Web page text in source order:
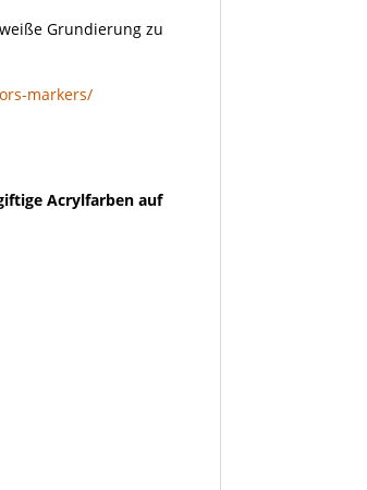
Grundierung zu
markers/
Acrylfarben auf